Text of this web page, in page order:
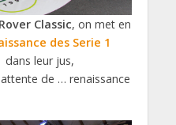
Classic, on met en
des Serie 1
dans leur jus,
de … renaissance